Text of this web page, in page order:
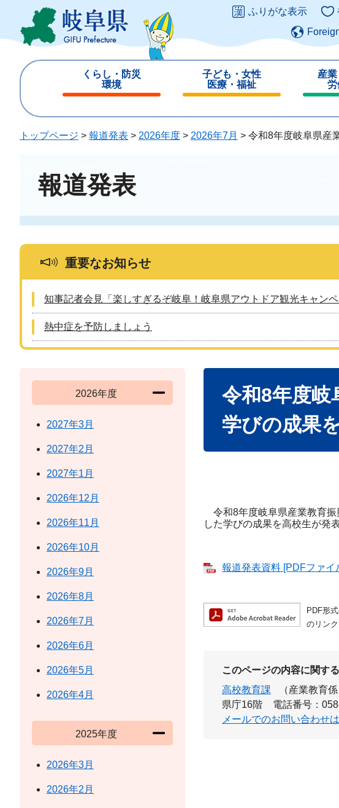
ジ
ュ
ふりがな表示
くらし・防災
環境
じ
子ども・女性
医療・福祉
じ
る
産
労
じ
る
トップページ > 報道発表 > 2026年度 > 2026年7月 > 令和8年度岐阜県産
報道発表
重要なお知らせ
知事記者会見「楽しすぎるぞ岐阜！岐阜県アウトドア観光キャン
熱中症を予防しましょう
令和8年度岐
学びの成果
令和8年度岐阜県産業教育振
した学びの成果を高校生が発
報道発表資料 [PDFファイ
PDF形
のリン
このページの内容に関す
高校教育課
（産業教育係
県庁16階
電話番号：
メールでのお問い合わせ
2026年度
2027年3月
2027年2月
2027年1月
2026年12月
2026年11月
2026年10月
2026年9月
2026年8月
2026年7月
2026年6月
2026年5月
2026年4月
2025年度
2026年3月
2026年2月